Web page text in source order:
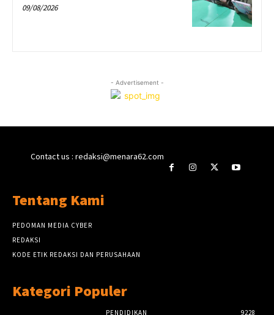
09/08/2026
- Advertisement -
Contact us : redaksi@menara62.com
Tentang Kami
PEDOMAN MEDIA CYBER
REDAKSI
KODE ETIK REDAKSI DAN PERUSAHAAN
Kategori Populer
PENDIDIKAN 9228